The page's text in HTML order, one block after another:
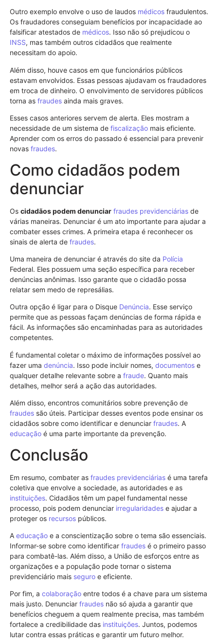
Outro exemplo envolve o uso de laudos médicos fraudulentos.
Os fraudadores conseguiam benefícios por incapacidade ao
falsificar atestados de médicos. Isso não só prejudicou o
INSS, mas também outros cidadãos que realmente
necessitam do apoio.
Além disso, houve casos em que funcionários públicos
estavam envolvidos. Essas pessoas ajudavam os fraudadores
em troca de dinheiro. O envolvimento de servidores públicos
torna as fraudes ainda mais graves.
Esses casos anteriores servem de alerta. Eles mostram a
necessidade de um sistema de fiscalização mais eficiente.
Aprender com os erros do passado é essencial para prevenir
novas fraudes.
Como cidadãos podem
denunciar
Os cidadãos podem denunciar fraudes previdenciárias de
várias maneiras. Denunciar é um ato importante para ajudar a
combater esses crimes. A primeira etapa é reconhecer os
sinais de alerta de fraudes.
Uma maneira de denunciar é através do site da Polícia
Federal. Eles possuem uma seção específica para receber
denúncias anônimas. Isso garante que o cidadão possa
relatar sem medo de represálias.
Outra opção é ligar para o Disque Denúncia. Esse serviço
permite que as pessoas façam denúncias de forma rápida e
fácil. As informações são encaminhadas para as autoridades
competentes.
É fundamental coletar o máximo de informações possível ao
fazer uma denúncia. Isso pode incluir nomes, documentos e
qualquer detalhe relevante sobre a fraude. Quanto mais
detalhes, melhor será a ação das autoridades.
Além disso, encontros comunitários sobre prevenção de
fraudes são úteis. Participar desses eventos pode ensinar os
cidadãos sobre como identificar e denunciar fraudes. A
educação é uma parte importante da prevenção.
Conclusão
Em resumo, combater as fraudes previdenciárias é uma tarefa
coletiva que envolve a sociedade, as autoridades e as
instituições. Cidadãos têm um papel fundamental nesse
processo, pois podem denunciar irregularidades e ajudar a
proteger os recursos públicos.
A educação e a conscientização sobre o tema são essenciais.
Informar-se sobre como identificar fraudes é o primeiro passo
para combatê-las. Além disso, a União de esforços entre as
organizações e a população pode tornar o sistema
previdenciário mais seguro e eficiente.
Por fim, a colaboração entre todos é a chave para um sistema
mais justo. Denunciar fraudes não só ajuda a garantir que
benefícios cheguem a quem realmente precisa, mas também
fortalece a credibilidade das instituições. Juntos, podemos
lutar contra essas práticas e garantir um futuro melhor.